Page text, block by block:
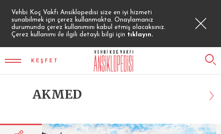
Vehbi Koç Vakfı Ansiklopedisi size en iyi hizmeti
sunabilmek için çerez kullanmakta. Onaylamanız
durumunda çerez kullanımını kabul etmiş olacaksınız.
Çerez kullanımı ile ilgili detaylı bilgi için tıklayın.
KEŞFET
AKMED